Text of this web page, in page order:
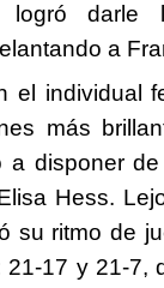
logró
a
el individual
más
a disponer
Hess.
su ritmo de
17 y 21-7,